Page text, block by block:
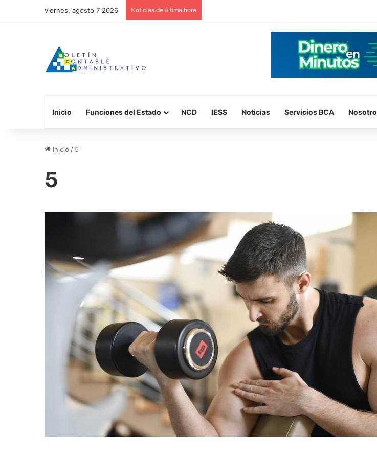
viernes, agosto 7 2026 Noticias de última hora
Inicio Funciones del Estado NCD IESS Noticias Servicios BCA
Inicio / 5
5